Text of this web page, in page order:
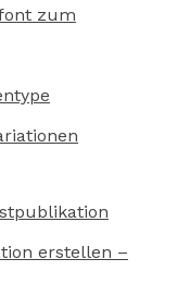
zum
erstellen –